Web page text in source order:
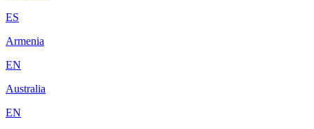
ES
Armenia
EN
Australia
EN